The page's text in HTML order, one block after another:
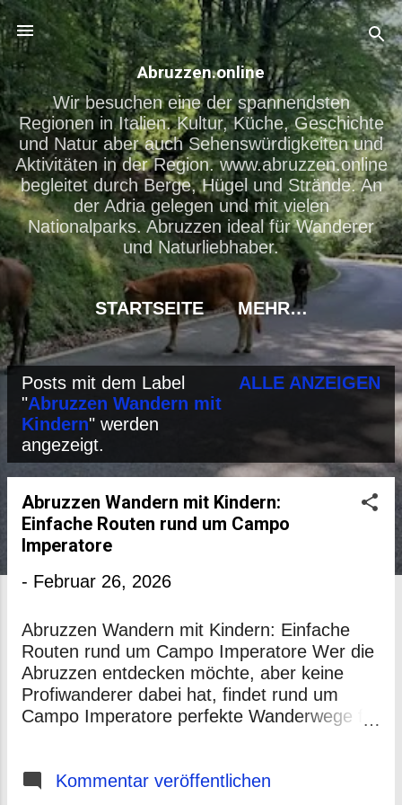
Direkt zum Hauptbereich
Abruzzen.online
Wir besuchen eine der spannendsten
Regionen in Italien. Kultur, Küche, Geschichte
und Natur aber auch Sehenswürdigkeiten und
Aktivitäten in der Region. www.abruzzen.online
begleitet durch Berge, Hügel und Strände. An
der Adria gelegen und mit vielen
Nationalparks. Abruzzen ideal für Wanderer
und Naturliebhaber.
STARTSEITE MEHR…
P
o
s
Posts mit dem Label
"Abruzzen Wandern mit
Kindern" werden
angezeigt.
ALLE ANZEIGEN
Abruzzen Wandern mit Kindern:
Einfache Routen rund um Campo
Imperatore
- Februar 26, 2026
Abruzzen Wandern mit Kindern: Einfache
Routen rund um Campo Imperatore Wer die
Abruzzen entdecken möchte, aber keine
Profiwanderer dabei hat, findet rund um
Campo Imperatore perfekte Wanderwege für
Panoramablicke und Wege, die auch Kinder
Kommentar veröffentlichen